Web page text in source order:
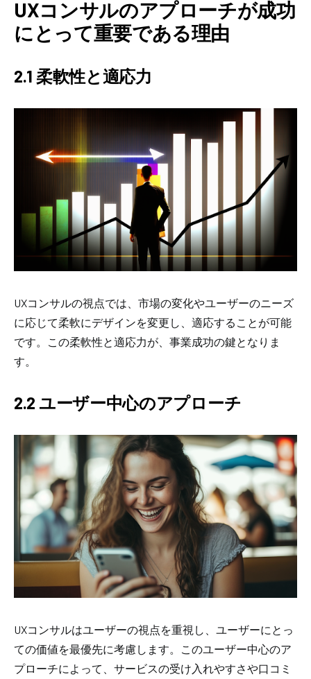
UXコンサルのアプローチが成功
にとって重要である理由
2.1 柔軟性と適応力
UXコンサルの視点では、市場の変化やユーザーのニーズ
に応じて柔軟にデザインを変更し、適応することが可能
です。この柔軟性と適応力が、事業成功の鍵となりま
す。
2.2 ユーザー中心のアプローチ
UXコンサルはユーザーの視点を重視し、ユーザーにとっ
ての価値を最優先に考慮します。このユーザー中心のア
プローチによって、サービスの受け入れやすさや口コミ